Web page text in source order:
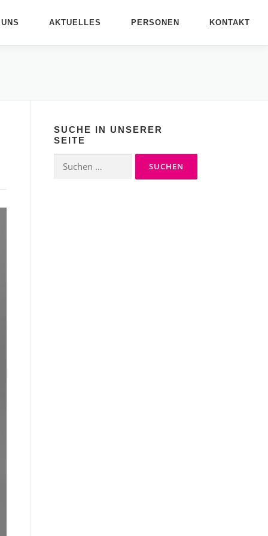
AKTUELLES PERSONEN KONTAKT
SUCHE IN UNSERER
SEITE
Suchen
nach: